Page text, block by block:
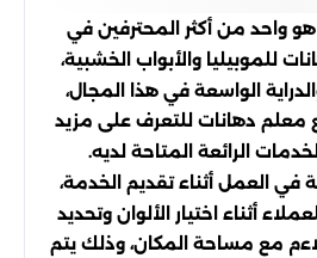
واحد من أكثر المحترفين في
للموبيليا والأبواب الخشبية،
الواسعة في هذا المجال،
معلم دهانات للتعرف على مزيد
الرائعة المتاحة لديه.
في العمل أثناء تقديم الخدمة،
أثناء اختيار الألوان وتحديد
مع مساحة المكان، وذلك يتم